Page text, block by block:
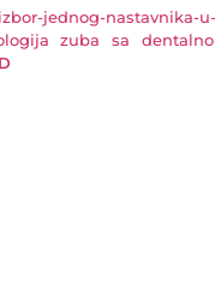
izbor-jednog-nastavnika-
zuba sa